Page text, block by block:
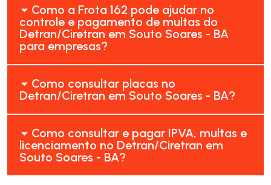
Como a Frota 162 pode ajudar no
controle e pagamento de multas do
Detran/Ciretran em Souto Soares - BA
para empresas?
Como consultar placas no
Detran/Ciretran em Souto Soares - BA?
Como consultar e pagar IPVA, multas e
licenciamento no Detran/Ciretran em
Souto Soares - BA?